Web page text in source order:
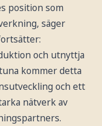
position som
säger
och utnyttja
kommer detta
och ett
nätverk av